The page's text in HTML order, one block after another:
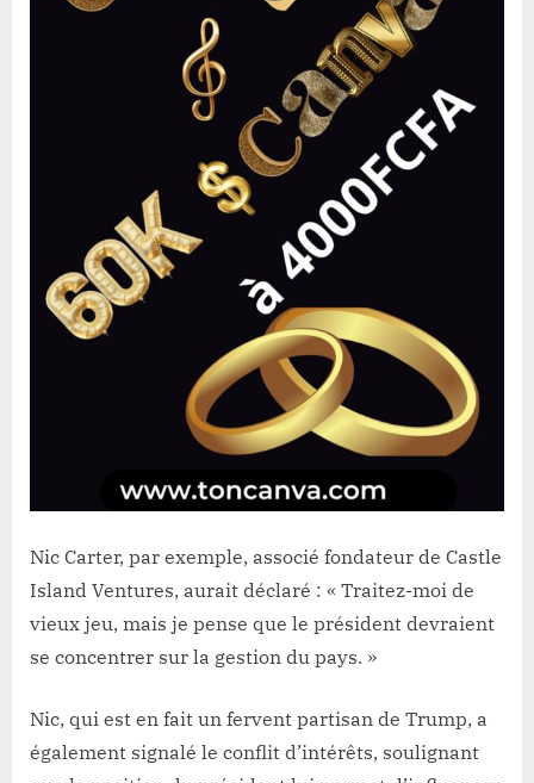
Nic Carter, par exemple, associé fondateur de Castle
Island Ventures, aurait déclaré : « Traitez-moi de
vieux jeu, mais je pense que le président devraient
se concentrer sur la gestion du pays. »
Nic, qui est en fait un fervent partisan de Trump, a
également signalé le conflit d’intérêts, soulignant